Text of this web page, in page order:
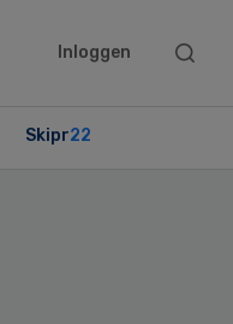
Inloggen
Search
Skipr22